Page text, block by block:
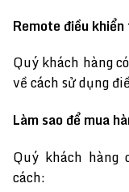
Remote điều
Quý khách hàng
về cách sử dụng
Làm sao để mua
Quý khách hàng
cách: